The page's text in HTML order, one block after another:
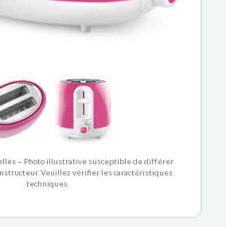
– Photo illustrative susceptible de différer
Veuillez vérifier les caractéristiques
techniques.